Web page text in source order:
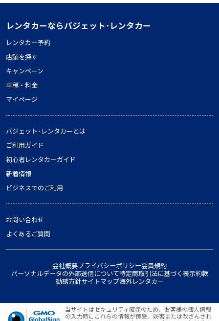
レンタカーならバジェット･レンタカー
レンタカー予約
店舗を探す
キャンペーン
車種・料金
マイページ
バジェット･レンタカーとは
ご利用ガイド
初心者レンタカーガイド
新着情報
ビジネスでのご利用
お問い合わせ
よくあるご質問
会社概要プライバシーポリシー会員規約
パーソナルデータの外部送信について特定商取引法に基づく表示約款
勧誘方針サイトマップ海外レンタカー
当サイトはセキュリティ確保のため、お客様の個人情報
の入力時にこれらの情報が傍受、妨害または改ざんされ